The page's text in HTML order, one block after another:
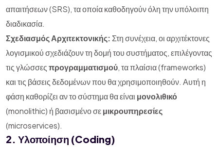
απαιτήσεων (SRS), τα οποία καθοδηγούν όλη την υπόλοιπη
διαδικασία.
Σχεδιασμός Αρχιτεκτονικής: Στη συνέχεια, οι αρχιτέκτονες
λογισμικού σχεδιάζουν τη δομή του συστήματος, επιλέγοντας
τις γλώσσεςπρογραμματισμού, τα πλαίσια (frameworks)
και τις βάσεις δεδομένων που θα χρησιμοποιηθούν. Αυτή η
φάση καθορίζει αν το σύστημα θα είναι μονολιθικό
(monolithic) ή βασισμένο σεμικρουπηρεσίες
(microservices).
2. Υλοποίηση (Coding)